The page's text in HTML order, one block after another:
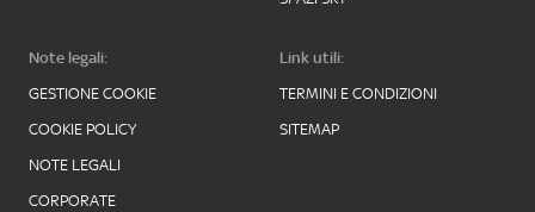
Note legali:
GESTIONE COOKIE
COOKIE POLICY
NOTE LEGALI
CORPORATE
Link utili:
TERMINI E CONDIZIONI
SITEMAP